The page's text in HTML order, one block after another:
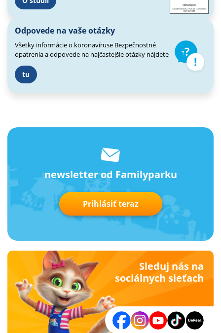
Odpovede na vaše otázky
Všetky informácie o koronavíruse Bezpečnostné
opatrenia a odpovede na najčastejšie otázky nájdete
tu
newsletter od Familyparku
Prihlásiť teraz
Sleduj nás na
sociálnych sieťach